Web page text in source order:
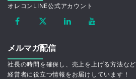
オレコンLINE公式アカウント
メルマガ配信
社長の時間を確保し、売上を上げる方法など
経営者に役立つ情報をお届けしています！